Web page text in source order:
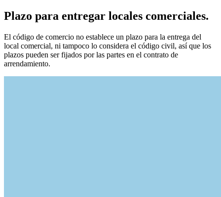
Plazo para entregar locales comerciales.
El código de comercio no establece un plazo para la entrega del
local comercial, ni tampoco lo considera el código civil, así que los
plazos pueden ser fijados por las partes en el contrato de
arrendamiento.